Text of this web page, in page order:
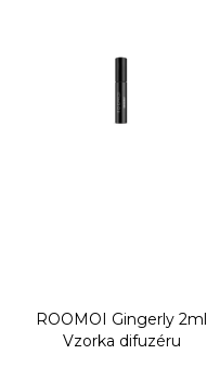
ROOMOI Gingerly 2ml
Vzorka difuzéru